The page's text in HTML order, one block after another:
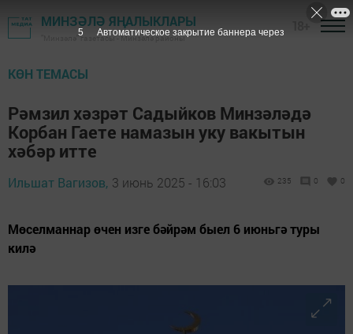
МИНЗӘЛӘ ЯҢАЛЫКЛАРЫ
"Минзәлә" газетасы - Минзәлә районы
КӨН ТЕМАСЫ
Рәмзил хәзрәт Садыйков Минзәләдә
Корбан Гаете намазын уку вакытын
хәбәр итте
Ильшат Вагизов, 3 июнь 2025 - 16:03 235 0 0
Мөселманнар өчен изге бәйрәм быел 6 июньгә туры
килә
3 Автоматическое закрытие баннера через